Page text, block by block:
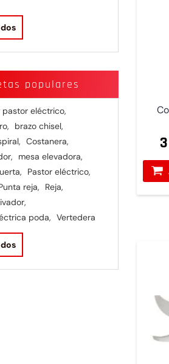
populares
pastor eléctrico,
, brazo chisel,
, Costanera,
, mesa elevadora,
, Pastor eléctrico,
reja, Reja,
,
poda, Vertedera